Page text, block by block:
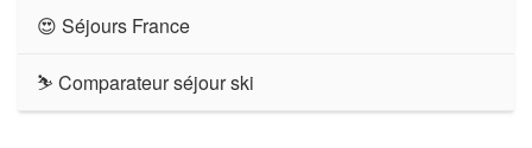
😍 Séjours France
⛷ Comparateur séjour ski